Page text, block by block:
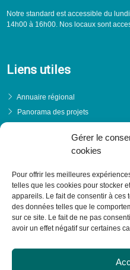
Gérer le
cookies
Pour offrir les meilleures
telles que les cookies pour stocker
appareils. Le fait de consentir à ces
des données telles que le
sur ce site. Le fait de ne pas
avoir un effet négatif sur certaines
Notre standard est accessible du
14h00 à 16h00. Nos locaux sont
Liens utiles
Annuaire régional
Panorama des projets